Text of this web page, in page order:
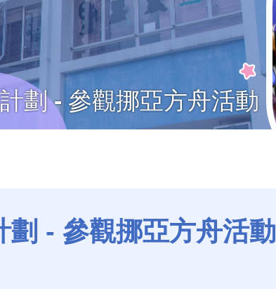
劃 - 參觀挪亞方舟活動
劃 - 參觀挪亞方舟活動